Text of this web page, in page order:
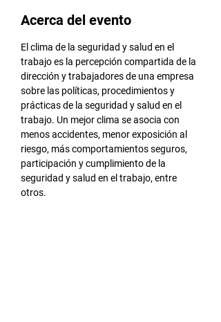
Acerca del evento
El clima de la seguridad y salud en el
trabajo es la percepción compartida de la
dirección y trabajadores de una empresa
sobre las políticas, procedimientos y
prácticas de la seguridad y salud en el
trabajo. Un mejor clima se asocia con
menos accidentes, menor exposición al
riesgo, más comportamientos seguros,
participación y cumplimiento de la
seguridad y salud en el trabajo, entre
otros.